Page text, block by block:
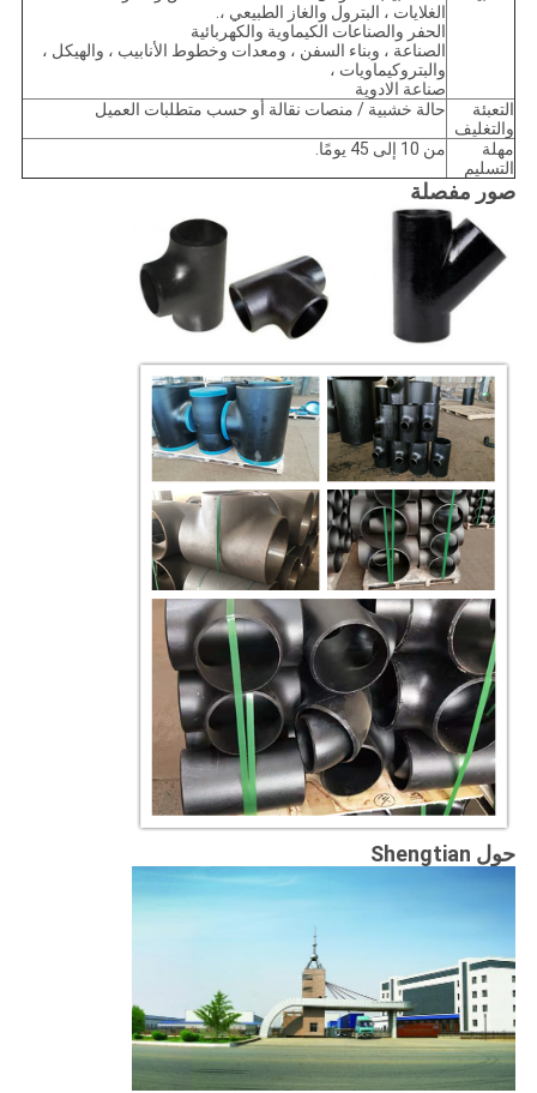
الغلايات ، البترول والغاز الطبيعي ،.
الحفر والصناعات الكيماوية والكهربائية
الصناعة ، وبناء السفن ، ومعدات وخطوط الأنابيب ، والهيكل ،
والبتروكيماويات ،
صناعة الادوية
التعبئة
والتغليف
حالة خشبية / منصات نقالة أو حسب متطلبات العميل
مهلة
التسليم
من 10 إلى 45 يومًا.
صور مفصلة
حول Shengtian